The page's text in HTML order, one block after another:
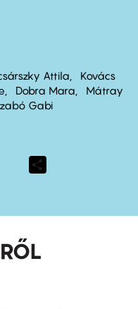
Attila
Kovács
Dobra Mara
Mátray
Gabi